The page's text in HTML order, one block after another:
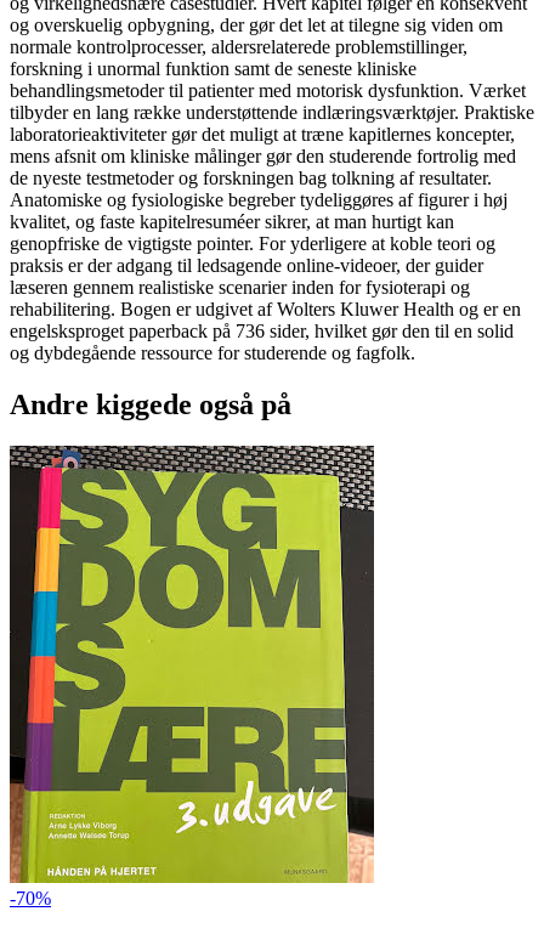
og overskuelig opbygning, der gør det let at tilegne sig viden om
normale kontrolprocesser, aldersrelaterede problemstillinger,
forskning i unormal funktion samt de seneste kliniske
behandlingsmetoder til patienter med motorisk dysfunktion. Værket
tilbyder en lang række understøttende indlæringsværktøjer. Praktiske
laboratorieaktiviteter gør det muligt at træne kapitlernes koncepter,
mens afsnit om kliniske målinger gør den studerende fortrolig med
de nyeste testmetoder og forskningen bag tolkning af resultater.
Anatomiske og fysiologiske begreber tydeliggøres af figurer i høj
kvalitet, og faste kapitelresuméer sikrer, at man hurtigt kan
genopfriske de vigtigste pointer. For yderligere at koble teori og
praksis er der adgang til ledsagende online-videoer, der guider
læseren gennem realistiske scenarier inden for fysioterapi og
rehabilitering. Bogen er udgivet af Wolters Kluwer Health og er en
engelsksproget paperback på 736 sider, hvilket gør den til en solid
og dybdegående ressource for studerende og fagfolk.
Andre kiggede også på
-70%